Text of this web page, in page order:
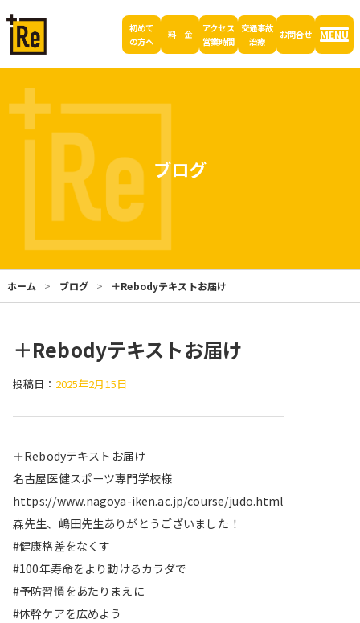
初めて
の方へ
料 金
アクセス
営業時間
交通事故
治療
お問合せ MENU
ブログ
ホーム ブログ ＋Rebodyテキストお届け
＋Rebodyテキストお届け
投稿日： 2025年2月15日
＋Rebodyテキストお届け
名古屋医健スポーツ専門学校様
https://www.nagoya-iken.ac.jp/course/judo.html
森先生、嶋田先生ありがとうございました！
#健康格差をなくす
#100年寿命をより動けるカラダで
#予防習慣をあたりまえに
#体幹ケアを広めよう